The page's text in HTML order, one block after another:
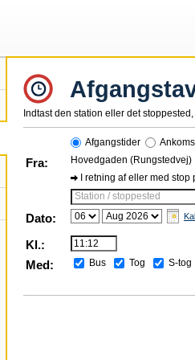
Indtast den station eller det
Afgangstider
Fra:
Hovedgaden (Rungstedvej)
I retning af eller med stop
Station / stoppested
Dato:
Kl.:
Med:
Bus Tog S-tog